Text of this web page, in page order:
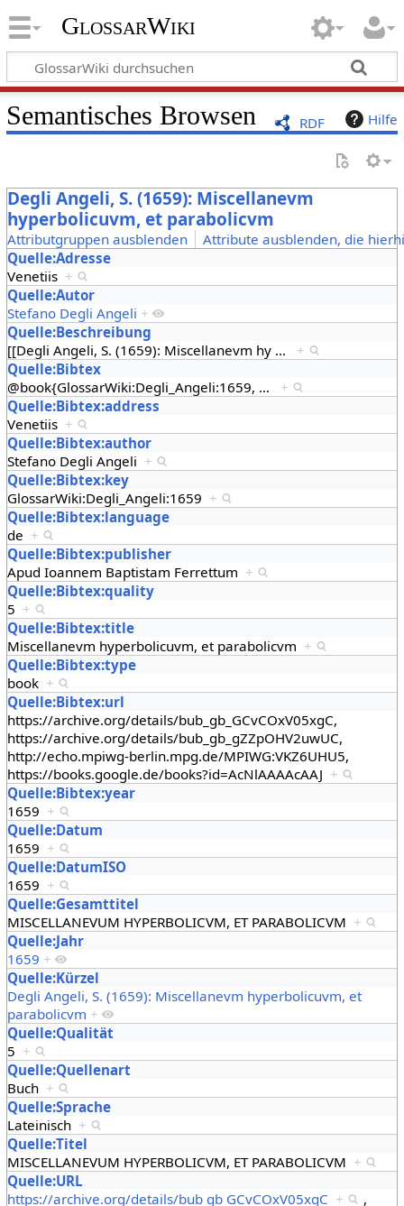
GlossarWiki
RDF Hilfe
Semantisches Browsen
Degli Angeli, S. (1659): Miscellanevm
hyperbolicuvm, et parabolicvm
Attributgruppen ausblenden
Attribute ausblenden, die
Quelle:Adresse
Venetiis +
Quelle:Autor
Stefano Degli Angeli +
Quelle:Beschreibung
[[Degli Angeli, S. (1659): Miscellanevm hy…
+
Quelle:Bibtex
@book{GlossarWiki:Degli_Angeli:1659, …
+
Quelle:Bibtex:address
Venetiis +
Quelle:Bibtex:author
Stefano Degli Angeli +
Quelle:Bibtex:key
GlossarWiki:Degli_Angeli:1659 +
Quelle:Bibtex:language
de +
Quelle:Bibtex:publisher
Apud Ioannem Baptistam Ferrettum +
Quelle:Bibtex:quality
5 +
Quelle:Bibtex:title
Miscellanevm hyperbolicuvm, et parabolicvm +
Quelle:Bibtex:type
book +
Quelle:Bibtex:url
https://archive.org/details/bub_gb_GCvCOxV05xgC,
https://archive.org/details/bub_gb_gZZpOHV2uwUC,
http://echo.mpiwg-berlin.mpg.de/MPIWG:VKZ6UHU5,
https://books.google.de/books?id=AcNlAAAAcAAJ +
Quelle:Bibtex:year
1659 +
Quelle:Datum
1659 +
Quelle:DatumISO
1659 +
Quelle:Gesamttitel
MISCELLANEVUM HYPERBOLICVM, ET PARABOLICVM +
Quelle:Jahr
1659 +
Quelle:Kürzel
Degli Angeli, S. (1659): Miscellanevm hyperbolicuvm, et
parabolicvm +
Quelle:Qualität
5 +
Quelle:Quellenart
Buch +
Quelle:Sprache
Lateinisch +
Quelle:Titel
MISCELLANEVUM HYPERBOLICVM, ET PARABOLICVM +
Quelle:URL
https://archive.org/details/bub gb GCvCOxV05xgC +
,